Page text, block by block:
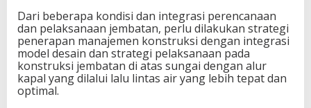
Dari beberapa kondisi dan integrasi perencanaan
dan pelaksanaan jembatan, perlu dilakukan strategi
penerapan manajemen konstruksi dengan integrasi
model desain dan strategi pelaksanaan pada
konstruksi jembatan di atas sungai dengan alur
kapal yang dilalui lalu lintas air yang lebih tepat dan
optimal.